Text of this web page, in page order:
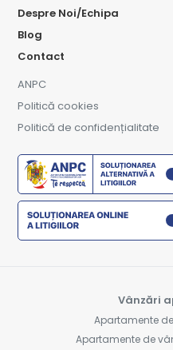
Despre Noi/Echipa
Blog
Contact
ANPC
Politică cookies
Politică de confidențialitate
Vânzări
Apartamente
Apartamente de